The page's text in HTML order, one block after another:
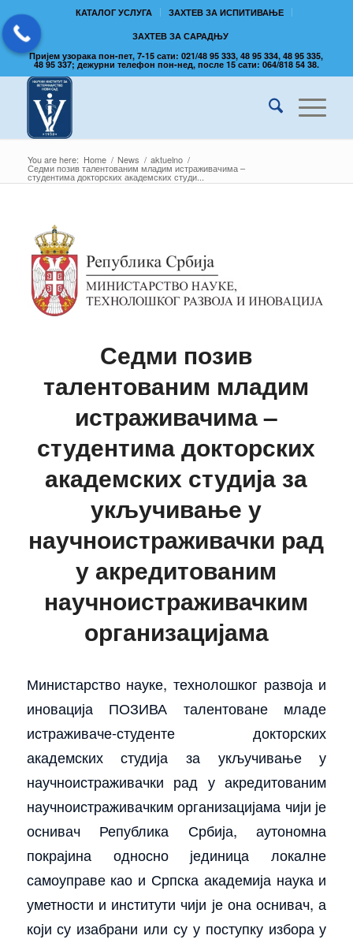
КАТАЛОГ УСЛУГА
ЗАХТЕВ ЗА ИСПИТИВАЊЕ
ЗАХТЕВ ЗА САРАДЊУ
Пријем узорака пон-пет, 7-15 сати: 021/48 95 333, 48 95 334, 48 95 335,
48 95 337; дежурни телефон пон-нед, после 15 сати: 064/818 54 38.
You are here: Home / News / aktuelno /
Седми позив талентованим младим истраживачима –
студентима докторских академских студи...
Седми позив
талентованим младим
истраживачима –
студентима докторских
академских студија за
укључивање у
научноистраживачки рад
у акредитованим
научноистраживачким
организацијама
Министарство науке, технолошког развоја и
иновација ПОЗИВА талентоване младе
истраживаче-студенте докторских
академских студија за укључивање у
научноистраживачки рад у акредитованим
научноистраживачким организацијама чији је
оснивач Република Србија, аутономна
покрајина односно јединица локалне
самоуправе као и Српска академија наука и
уметности и институти чији је она оснивач, а
који су изабрани или су у поступку избора у